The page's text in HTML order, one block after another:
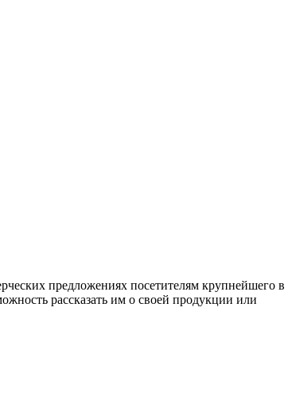
предложениях посетителям крупнейшего в
рассказать им о своей продукции или